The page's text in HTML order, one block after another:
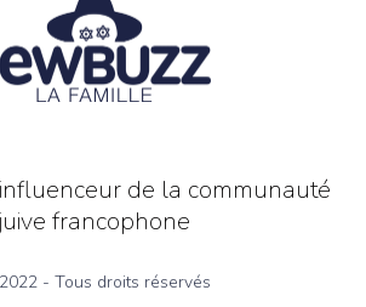
de la communauté
juive francophone
- Tous droits réservés